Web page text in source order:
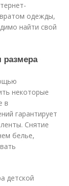
одежды,
найти свой
размера
некоторые
в
гарантирует
Снятие
белье,
детской